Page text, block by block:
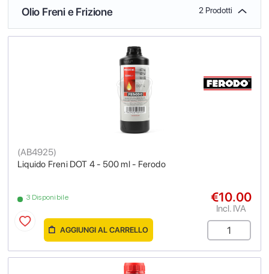
Olio Freni e Frizione 2 Prodotti
Liquido Freni DOT 4 - 500 ml - Ferodo
(AB4925)
3 Disponibile €10.00
Incl. IVA
AGGIUNGI AL CARRELLO